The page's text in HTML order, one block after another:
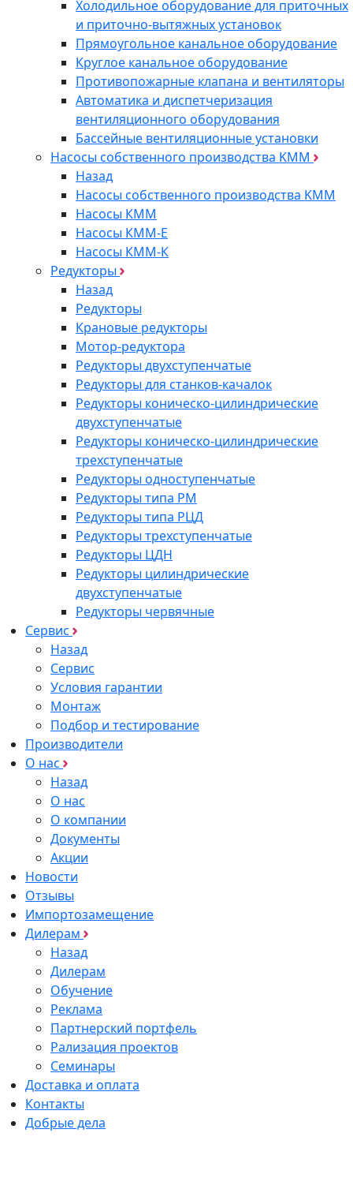
Холодильное оборудование для приточных
и приточно-вытяжных установок
Прямоугольное канальное оборудование
Круглое канальное оборудование
Противопожарные клапана и вентиляторы
Автоматика и диспетчеризация
вентиляционного оборудования
Бассейные вентиляционные установки
Насосы собственного производства KMM
Назад
Насосы собственного производства KMM
Насосы КММ
Насосы КММ-Е
Насосы КММ-К
Редукторы
Назад
Редукторы
Крановые редукторы
Мотор-редуктора
Редукторы двухступенчатые
Редукторы для станков-качалок
Редукторы коническо-цилиндрические
двухступенчатые
Редукторы коническо-цилиндрические
трехступенчатые
Редукторы одноступенчатые
Редукторы типа РМ
Редукторы типа РЦД
Редукторы трехступенчатые
Редукторы ЦДН
Редукторы цилиндрические
двухступенчатые
Редукторы червячные
Сервис
Назад
Сервис
Условия гарантии
Монтаж
Подбор и тестирование
Производители
О нас
Назад
О нас
О компании
Документы
Акции
Новости
Отзывы
Импортозамещение
Дилерам
Назад
Дилерам
Обучение
Реклама
Партнерский портфель
Рализация проектов
Семинары
Доставка и оплата
Контакты
Добрые дела